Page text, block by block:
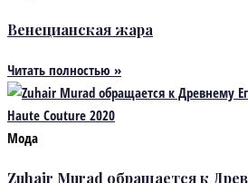
Венецианская жара
Читать полностью »
Мода
Zuhair Murad обращается к